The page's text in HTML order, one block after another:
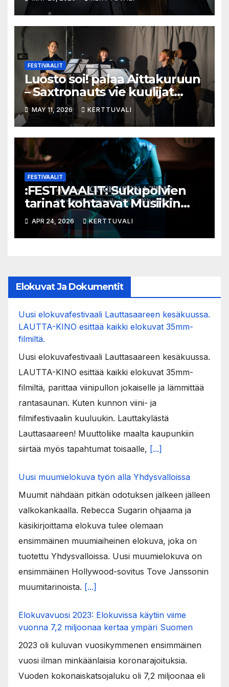
välinen trialogi
FESTIVAALIT
Luosto soi! palaa Aittakuruun
– Saxtronauts vie kuulijat
seikkailulle luonnon keskelle
MAY 11, 2026 KERTTUVALI
FESTIVAALIT
:FESTIVAALIT: Sukupolvien
tarinat kohtaavat Musiikin
ajassa
APR 24, 2026 KERTTUVALI
Elokuvat Ja Dokumentit
Uusi elokuvafestivaali Lauttasaareen kesäkuussa.
LAUTTA-KINO esittää kaikki elokuvat 35mm-
filmiltä.
Uusi elokuvafestivaali Lauttasaareen kesäkuussa.
LAUTTA-KINO esittää kaikki elokuvat 35mm-
filmiltä, parittaa viinipullon jokaiselle ja lämmittää
rantasaunan. Kuten kunnon viini- ja
filmifestivaalin kuuluukin. Lauttakylästä
Lauttasaareen! Muuttoliike maalta kaupunkiin
siirtää myös tapahtumat toisaalle, [...]
Uusi muumielokuva työn alla Yhdysvalloissa
Muumit nähdään pitkän odotuksen jälkeen jälleen
valkokankaalla. Rebecca Sugarin ohjaama ja
käsikirjoittama elokuva tulee olemaan
ensimmäinen muumiaiheinen elokuva, joka on
tuotettu Yhdysvalloissa. Uusi muumielokuva on
ensimmäinen Hollywood-sovitus Tove Janssonin
muumitarinoista. [...]
Elokuvavuosi 2023: Elokuvissa käytiin viime
vuonna 7,2 miljoonaa kertaa ympäri Suomen
2023 oli kuluvan vuosikymmenen ensimmäinen
vuosi ilman minkäänlaisia koronarajoituksia.
Vuoden kokonaiskatsojaluku oli 7,2 miljoonaa eli